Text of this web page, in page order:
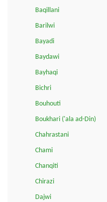
Baqillani
Barilwi
Bayadi
Baydawi
Bayhaqi
Bichri
Bouhouti
Boukhari ('ala ad-Din)
Chahrastani
Chami
Chanqiti
Chirazi
Dajwi